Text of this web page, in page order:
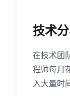
技术
在技术团
程师每月
入大量时